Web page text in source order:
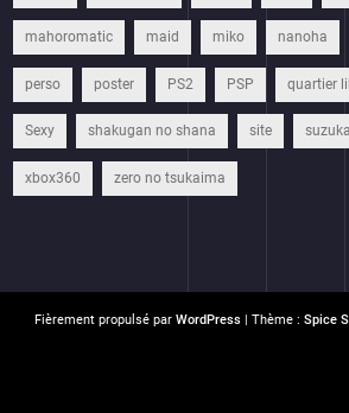
mahoromatic maid miko nanoha
perso poster PS2 PSP quartier
Sexy shakugan no shana site suzuka
xbox360 zero no tsukaima
Fièrement propulsé par WordPress| Thème : Spice